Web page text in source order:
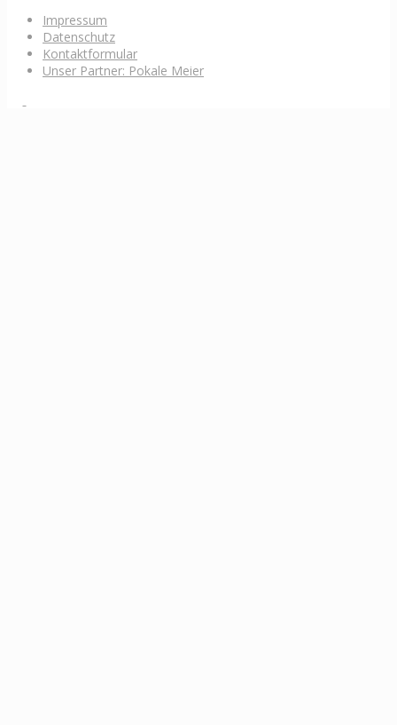
Impressum
Datenschutz
Kontaktformular
Unser Partner: Pokale Meier